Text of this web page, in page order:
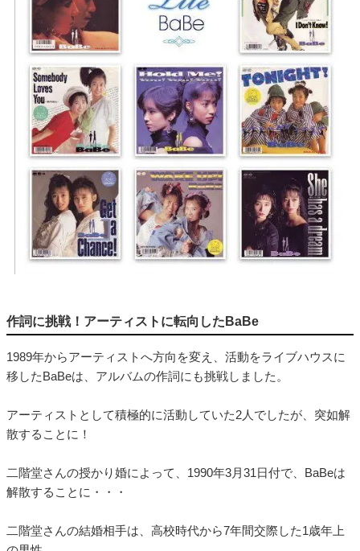
作詞に挑戦！アーティストに転向したBaBe
1989年からアーティストへ方向を変え、活動をライブハウスに
移したBaBeは、アルバムの作詞にも挑戦しました。
アーティストとして積極的に活動していた2人でしたが、突如解
散することに！
二階堂さんの授かり婚によって、1990年3月31日付で、BaBeは
解散することに・・・
二階堂さんの結婚相手は、高校時代から7年間交際した1歳年上